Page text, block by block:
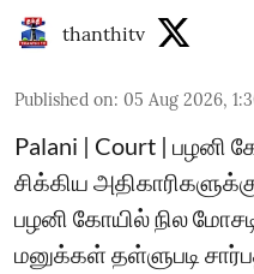
thanthitv
Published on: 05 Aug 2026,
Palani | Court | பழனி
சிக்கிய
பழனி கோயில் நில
மனுக்கள் தள்ளுபடி